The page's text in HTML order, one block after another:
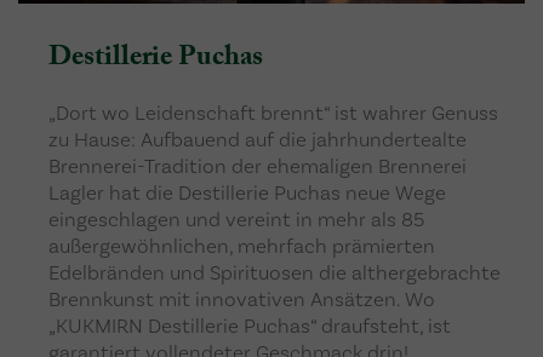
Destillerie Puchas
„Dort wo Leidenschaft brennt“ ist wahrer Genuss
zu Hause: Aufbauend auf die jahrhundertealte
Brennerei-Tradition der ehemaligen Brennerei
Lagler hat die Destillerie Puchas neue Wege
eingeschlagen und vereint in mehr als 85
außergewöhnlichen, mehrfach prämierten
Edelbränden und Spirituosen die althergebrachte
Brennkunst mit innovativen Ansätzen. Wo
„KUKMIRN Destillerie Puchas“ draufsteht, ist